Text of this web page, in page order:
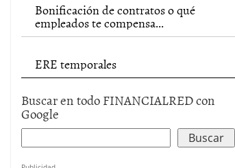
Bonificación de contratos o qué
empleados te compensa...
ERE temporales
Buscar en todo FINANCIALRED con
Google